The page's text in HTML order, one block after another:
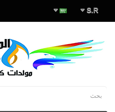
S.R